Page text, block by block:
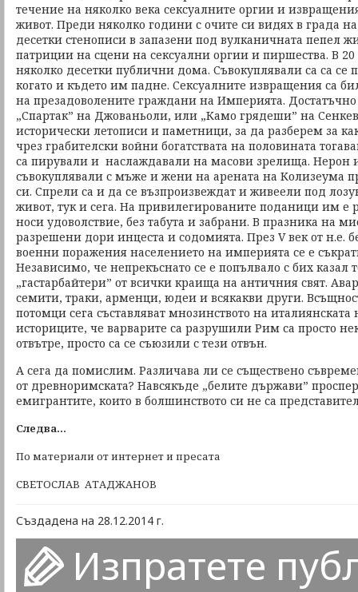
течение на няколко века сексуалните оргии и
живот. Преди няколко години с очите си видях в града
десетки стенописи в запазени под вулканичната пепел
патриции на сцени на сексуални оргии и пиршества. В
няколко десетки публични дома. Съвокуплявали са са се
когато и където им падне. Сексуалните извращения са
на презадоволените граждани на Империята.
„Спартак” на Джованьоли, или „Камо грядеши” на
исторически летописи и паметници, за да разберем за
чрез грабителски войни богатствата на половината
са пирували и наслаждавали на масови зрелища. Нерон
съвокуплявали с мъже и жени на арената на Колизеума
си. Спрели са и да се възпроизвеждат и живеели под
живот, тук и сега. На привилегированите поданици им е
носи удоволствие, без табута и забрани. В празника на
разрешени дори инцеста и содомията. През V век от н.е.
военни поражения населението на империята се е
Независимо, че непрекъснато се е попълвало с бих казал
„гастарбайтери” от всички краища на античния свят.
семити, траки, арменци, юдеи и всякакви други.
потомци сега съставляват мнозинството на
историците, че варварите са разрушили Рим са просто
отвътре, просто са се съюзили с тези отвън.
А сега да помислим. Различава ли се съществено
от древноримската? Навсякъде „белите държави”
емигрантите, които в болшинството си не са
Следва...
По материали от интернет и пресата
СВЕТОСЛАВ АТАДЖАНОВ
Създадена на 28.12.2014 г.
Изпратете